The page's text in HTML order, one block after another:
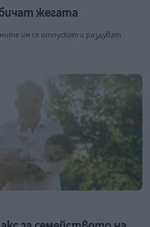
жегата
им се отпускат и раздуват